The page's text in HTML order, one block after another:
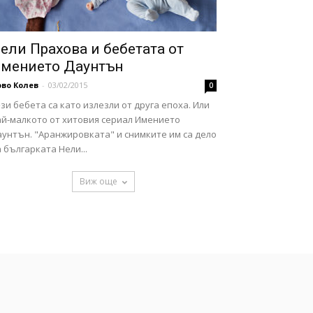
Прахова и бебетата от
Даунтън
Колев - 03/02/2015 0
бебета са като излезли от друга епоха. Или
малкото от хитовия сериал Имението
"Аранжировката" и снимките им са дело
българката Нели...
Виж още